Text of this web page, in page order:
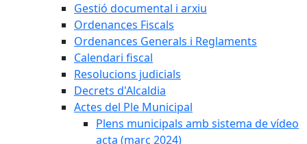
Gestió documental i arxiu
Ordenances Fiscals
Ordenances Generals i Reglaments
Calendari fiscal
Resolucions judicials
Decrets d'Alcaldia
Actes del Ple Municipal
Plens municipals amb sistema de vídeo
acta (març 2024)